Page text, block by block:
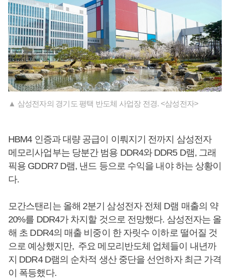
▲ 삼성전자의 경기도 평택 반도체 사업장 전경. <삼성전자>
HBM4 인증과 대량 공급이 이뤄지기 전까지 삼성전자
메모리사업부는 당분간 범용 DDR4와 DDR5 D램, 그래
픽용 GDDR7 D램, 낸드 등으로 수익을 내야 하는 상황이
다.
모간스탠리는 올해 2분기 삼성전자 전체 D램 매출의 약
20%를 DDR4가 차지할 것으로 전망했다. 삼성전자는 올
해 초 DDR4의 매출 비중이 한 자릿수 이하로 떨어질 것
으로 예상했지만, 주요 메모리반도체 업체들이 내년까
지 DDR4 D램의 순차적 생산 중단을 선언하자 최근 가격
이 폭등했다.